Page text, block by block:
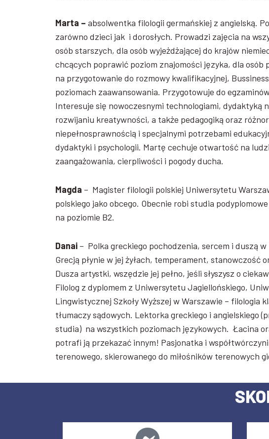
Marta – absolwentka filologii germańskiej z angielską.
zarówno dzieci jak i dorosłych. Prowadzi zajęcia na
osób starszych, dla osób wyjeżdżającej do krajów
chcących poprawić poziom znajomości języka, dla
na przygotowanie do rozmowy kwalifikacyjnej,
poziomach zaawansowania. Przygotowuje do
Interesuje się nowoczesnymi technologiami, dydaktyką
rozwijaniu kreatywności, a także pedagogiką oraz
niepełnosprawnością i specjalnymi potrzebami
dydaktyki i psychologii. Martę cechuje otwartość na
zaangażowania, cierpliwości i pogody ducha.
Magda – Magister filologii polskiej Uniwersytetu
polskiego jako obcego. Obecnie robi studia
na poziomie B2.
Danai – Polka greckiego pochodzenia, sercem i duszą
Grecją płynie w jej żyłach, temperament, stanowczość
Dusza artystki, wszędzie jej pełno, jeśli słyszysz o
Filolog z dyplomem z Uniwersytetu Jagiellońskiego,
Lingwistycznej Szkoły Wyższej w Warszawie – filologia
tłumaczy sądowych. Lektorka greckiego i angielskiego
studia) na wszystkich poziomach językowych. Łacina
potrafi ją przekazać innym! Pasjonatka i
terenowego, skierowanego do miłośników terenowych